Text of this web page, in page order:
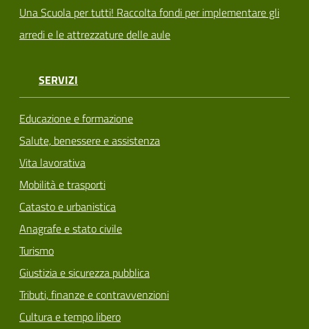
Una Scuola per tutti! Raccolta fondi per implementare gli
arredi e le attrezzature delle aule
SERVIZI
Educazione e formazione
Salute, benessere e assistenza
Vita lavorativa
Mobilità e trasporti
Catasto e urbanistica
Anagrafe e stato civile
Turismo
Giustizia e sicurezza pubblica
Tributi, finanze e contravvenzioni
Cultura e tempo libero